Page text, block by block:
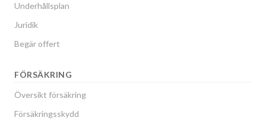
Underhållsplan
Juridik
Begär offert
FÖRSÄKRING
Översikt försäkring
Försäkringsskydd